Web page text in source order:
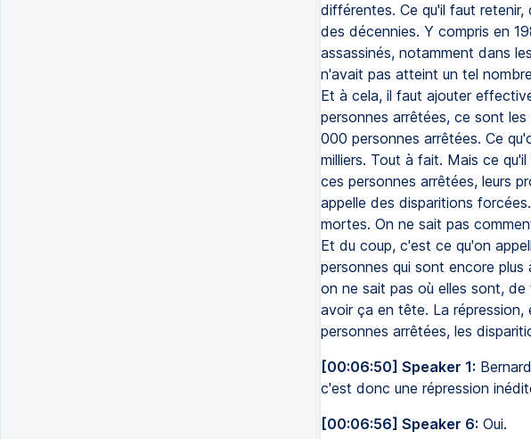
différentes. Ce qu'il faut
des décennies. Y compris en
assassinés, notamment dans
n'avait pas atteint un tel
Et à cela, il faut ajouter
personnes arrêtées, ce sont
000 personnes arrêtées. Ce
milliers. Tout à fait. Mais ce
ces personnes arrêtées, leurs
appelle des disparitions
mortes. On ne sait pas
Et du coup, c'est ce qu'on
personnes qui sont encore plus
on ne sait pas où elles sont,
avoir ça en tête. La répression,
personnes arrêtées, les
[00:06:50] Speaker 1:
c'est donc une répression
[00:06:56] Speaker 6: Oui.